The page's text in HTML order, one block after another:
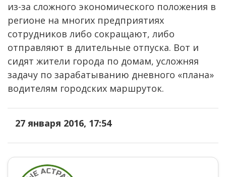
из-за сложного экономического положения в
регионе на многих предприятиях
сотрудников либо сокращают, либо
отправляют в длительные отпуска. Вот и
сидят жители города по домам, усложняя
задачу по зарабатыванию дневного «плана»
водителям городских маршруток.
27 января 2016, 17:54